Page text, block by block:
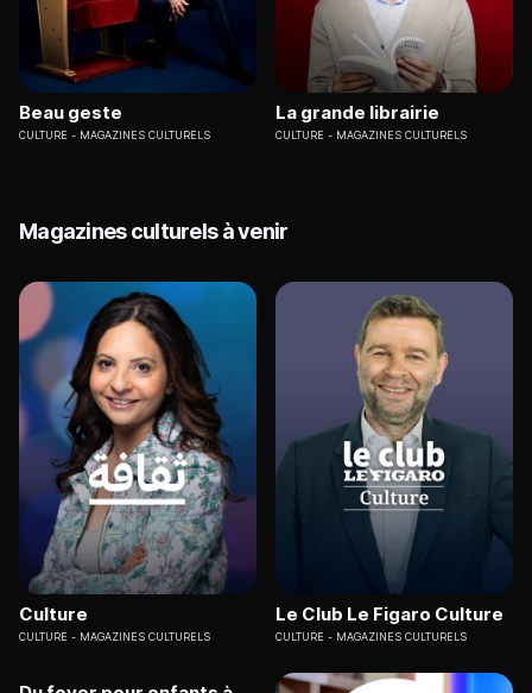
Beau geste
CULTURE MAGAZINES CULTURELS
La grande librairie
CULTURE MAGAZINES CULTURELS
Magazines culturels à venir
Culture
CULTURE MAGAZINES CULTURELS
Le Club Le Figaro Culture
CULTURE MAGAZINES CULTURELS